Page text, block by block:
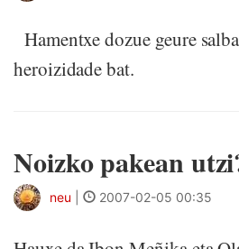
Hamentxe dozue geure
heroizidade bat.
Noizko pakean
neu 2007-02-05 00:35